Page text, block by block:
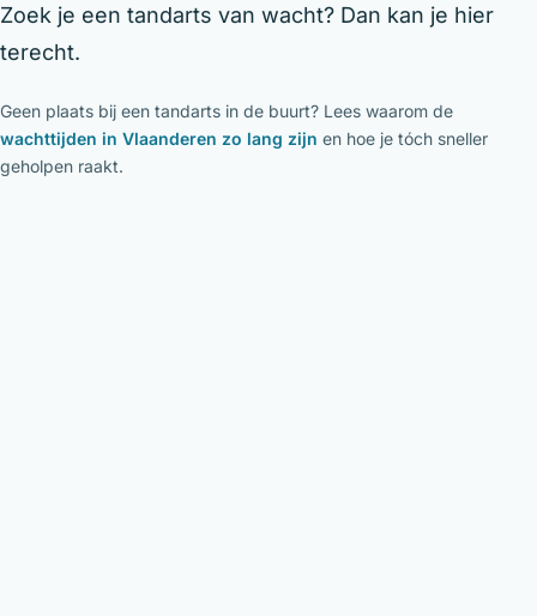
Zoek je een tandarts van wacht? Dan kan je hier
terecht.
Geen plaats bij een tandarts in de buurt? Lees waarom de
wachttijden in Vlaanderen zo lang zijn en hoe je tóch sneller
geholpen raakt.